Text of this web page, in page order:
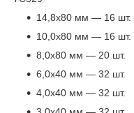
14,8х80 мм — 16 шт.
10,0х80 мм — 16 шт.
8,0х80 мм — 20 шт.
6,0х40 мм — 32 шт.
4,0х40 мм — 32 шт.